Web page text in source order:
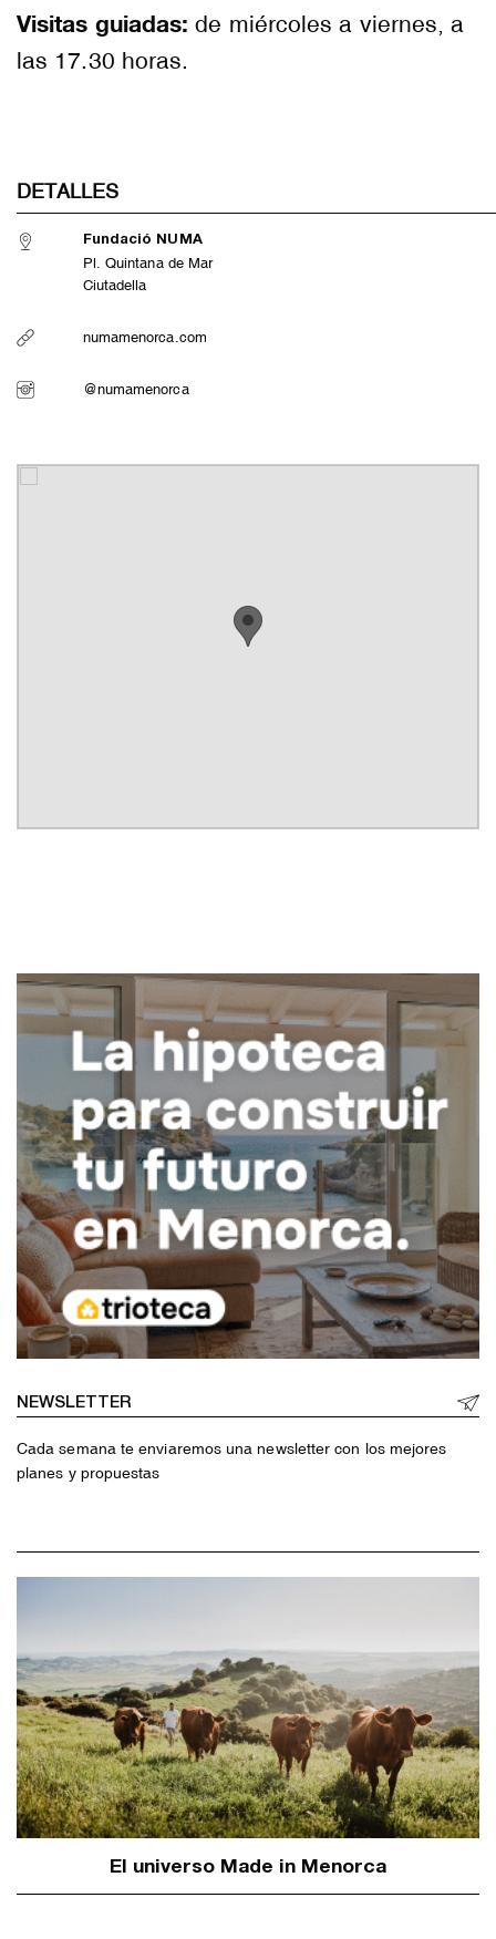
Visitas guiadas: de miércoles a viernes, a
las 17.30 horas.
DETALLES
Fundació NUMA
Pl. Quintana de Mar
Ciutadella
numamenorca.com
@numamenorca
NEWSLETTER
Cada semana te enviaremos una newsletter con los mejores
planes y propuestas
El universo Made in Menorca